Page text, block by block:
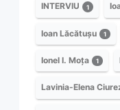
INTERVIU 1
Ioan Lăcătușu 1
Ionel I. Moța 1
Lavinia-Elena